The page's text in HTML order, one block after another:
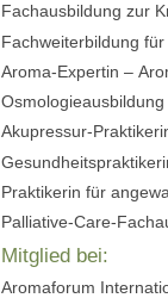
Fachausbildung zur
Fachweiterbildung
Aroma-Expertin –
Akupressur-
Praktikerin für
Palliative-Care-
Mitglied bei:
Aromaforum